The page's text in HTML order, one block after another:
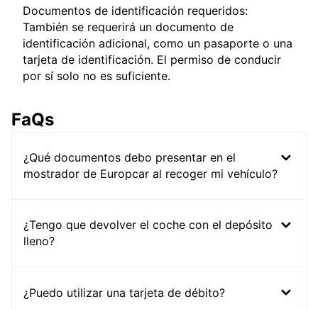
Documentos de identificación requeridos:
También se requerirá un documento de
identificación adicional, como un pasaporte o una
tarjeta de identificación. El permiso de conducir
por sí solo no es suficiente.
FaQs
¿Qué documentos debo presentar en el
mostrador de Europcar al recoger mi vehículo?
¿Tengo que devolver el coche con el depósito
lleno?
¿Puedo utilizar una tarjeta de débito?